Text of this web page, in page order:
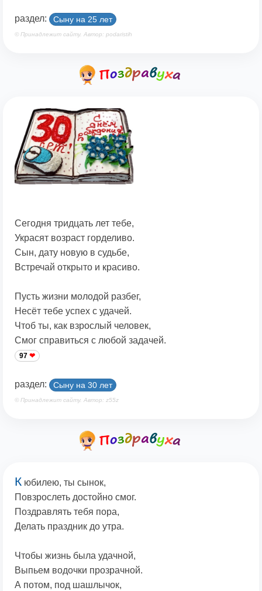
раздел: Cыну на 25 лет
© Принадлежит сайту. Автор: podaristih
Сегодня тридцать лет тебе,
Украсят возраст горделиво.
Сын, дату новую в судьбе,
Встречай открыто и красиво.
Пусть жизни молодой разбег,
Несёт тебе успех с удачей.
Чтоб ты, как взрослый человек,
Смог справиться с любой задачей.
97
раздел: Сыну на 30 лет
© Принадлежит сайту. Автор: z55z
К юбилею, ты сынок,
Повзрослеть достойно смог.
Поздравлять тебя пора,
Делать праздник до утра.
Чтобы жизнь была удачной,
Выпьем водочки прозрачной.
А потом, под шашлычок,